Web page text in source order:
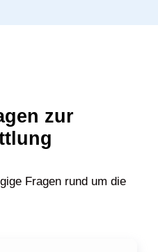
zur
Fragen rund um die